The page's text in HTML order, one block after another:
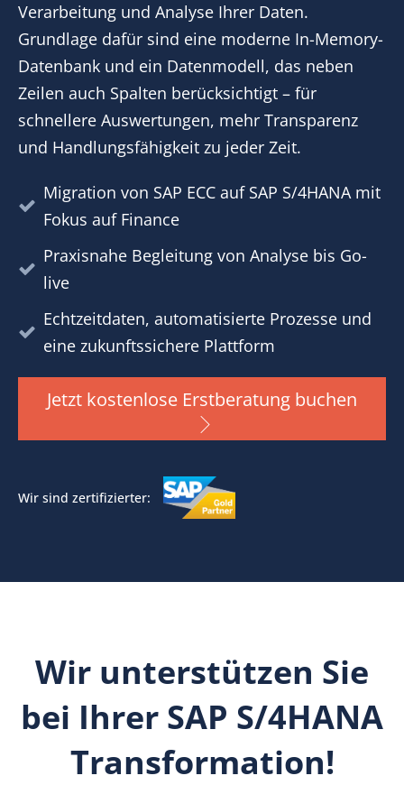
Verarbeitung und Analyse Ihrer Daten.
Grundlage dafür sind eine moderne In-Memory-
Datenbank und ein Datenmodell, das neben
Zeilen auch Spalten berücksichtigt – für
schnellere Auswertungen, mehr Transparenz
und Handlungsfähigkeit zu jeder Zeit.
Migration von SAP ECC auf SAP S/4HANA mit
Fokus auf Finance
Praxisnahe Begleitung von Analyse bis Go-
live
Echtzeitdaten, automatisierte Prozesse und
eine zukunftssichere Plattform
Jetzt kostenlose Erstberatung buchen
Wir sind zertifizierter:
Wir unterstützen Sie
bei Ihrer SAP S/4HANA
Transformation!